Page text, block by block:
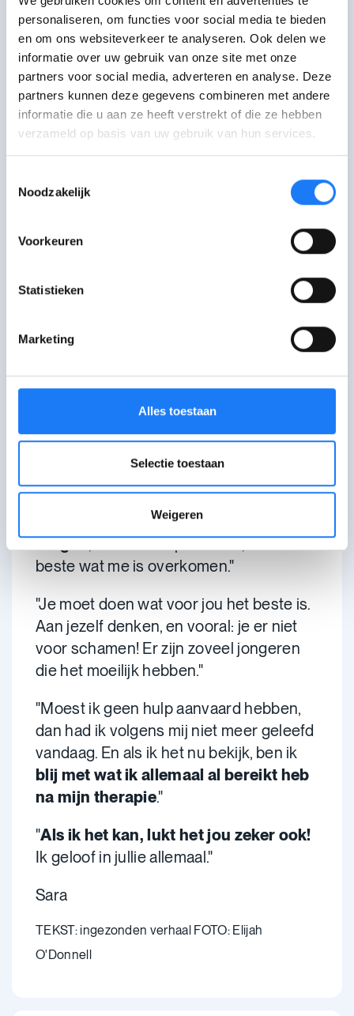
personaliseren, om functies voor social media te bieden
en om ons websiteverkeer te analyseren. Ook delen we
informatie over uw gebruik van onze site met onze
partners voor social media, adverteren en analyse. Deze
partners kunnen deze gegevens combineren met andere
informatie die u aan ze heeft verstrekt of die ze hebben
verzameld op basis van uw gebruik van hun services.
Noodzakelijk
Voorkeuren
Statistieken
Marketing
Alles toestaan
Selectie toestaan
Weigeren
Orthopedagogie aan de hogeschool
."
"Waarom Orthopedagogie? Omdat
mensen wil helpen met een
psychische kwetsbaarheid. Mensen
die zitten op het punt waar ik vroeger
heb gezeten, en ik wil hun er mee helpen
doorsleuren zodat deze mensen ook
terug écht kunnen gaan leven."
maar ik weet dat ik er uiteindelijk wel
Je moet doen wat voor jou het
vooral: je er niet voor schamen!
moeilijk hebben.
Sara, 22 jaar
"Met mijn verhaal wil ik eigenlijk zeggen
jarenlang, laat het gewoon afvallen. Je
niet bang te zijn om hulp te
vragen, want de hulp die er is, dat is het
beste wat me is overkomen."
"Je moet doen wat voor jou het beste is.
Aan jezelf denken, en vooral: je er niet
voor schamen! Er zijn zoveel jongeren
die het moeilijk hebben."
"Moest ik geen hulp aanvaard hebben,
dan had ik volgens mij niet meer geleefd
vandaag. En als ik het nu bekijk, ben ik
blij met wat ik allemaal al bereikt heb
na mijn therapie."
"Als ik het kan, lukt het jou zeker ook!
Ik geloof in jullie allemaal."
Sara
TEKST: ingezonden verhaal FOTO: Elijah
O'Donnell